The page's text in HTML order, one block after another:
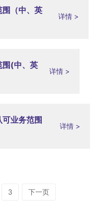
围（中、英
详情 >
围(中、英
详情 >
业务范围
详情 >
3 下一页